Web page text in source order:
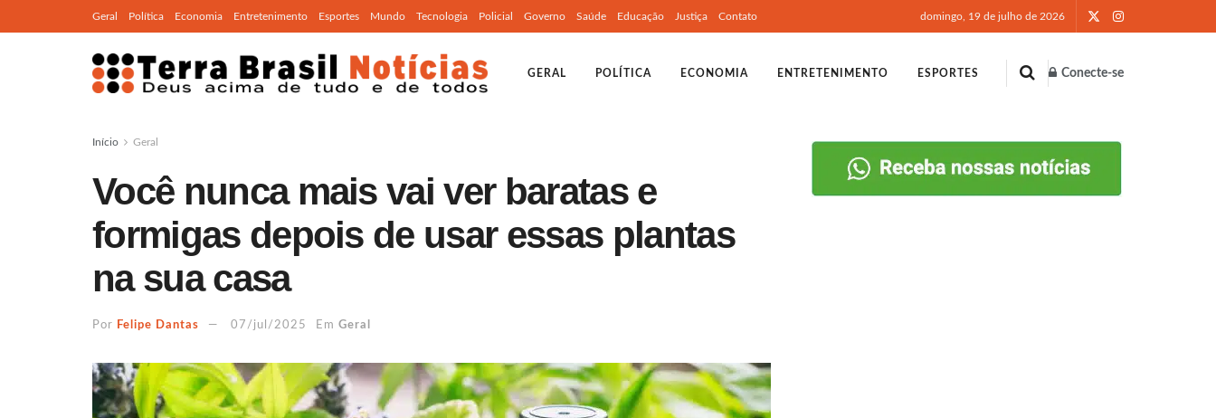
Geral Política Economia Entretenimento Esportes Mundo Tecnologia Policial Governo Saúde Educação Justiça Contato domingo, 19 de julho de 2026
GERAL POLÍTICA ECONOMIA ENTRETENIMENTO ESPORTES Conecte-se
Início Geral
Você nunca mais vai ver baratas e
formigas depois de usar essas plantas
na sua casa
Por Felipe Dantas 07/jul/2025 Em Geral